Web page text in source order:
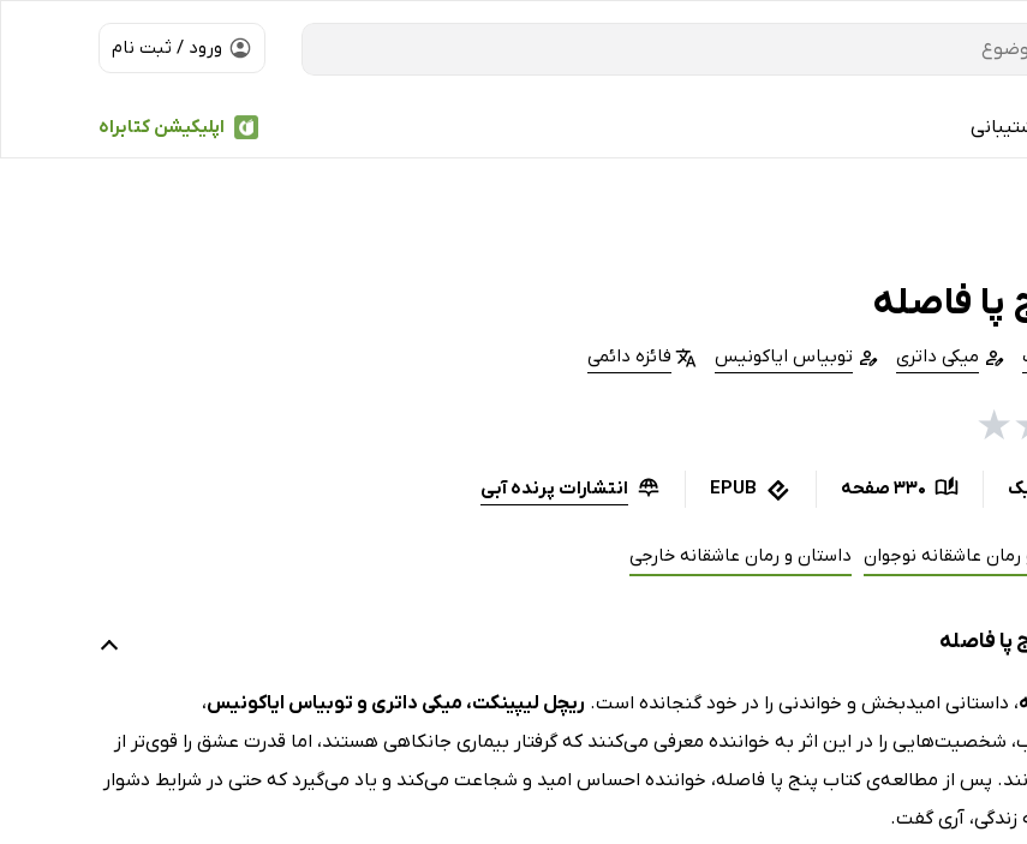
ورود / ثبت نام
اپلیکیشن کتابراه
پا فاصله
میکی داتری توبیاس ایاکونیس فائزه دائمی
★
330 صفحه EPUB انتشارات پرنده آبی
رمان عاشقانه نوجوان داستان و رمان عاشقانه خارجی
پا فاصله
، داستانی امیدبخش و خواندنی را در خود گنجانده است. ریچل لیپینکت، میکی داتری و توبیاس ایاکونیس،
شخصیت‌هایی را در این اثر به خواننده معرفی می‌کنند که گرفتار بیماری جانکاهی هستند، اما قدرت عشق را قوی‌تر از
پس از مطالعه‌ی کتاب پنج پا فاصله، خواننده احساس امید و شجاعت می‌کند و یاد می‌گیرد که حتی در شرایط دشوار
زندگی، آری گفت.